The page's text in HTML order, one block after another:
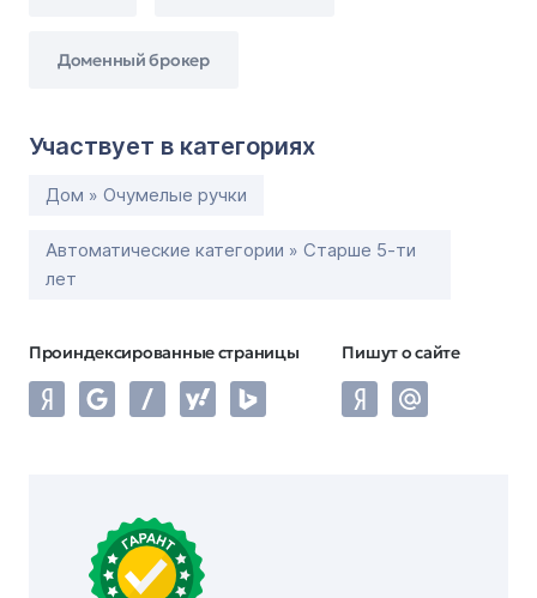
Доменный брокер
Участвует в категориях
Дом » Очумелые ручки
Автоматические категории » Старше 5-ти
лет
Проиндексированные страницы Пишут о сайте